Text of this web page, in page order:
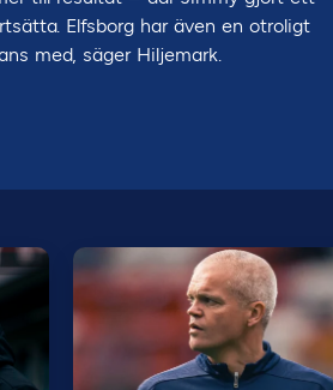
Elfsborg har även en otroligt
med, säger Hiljemark.